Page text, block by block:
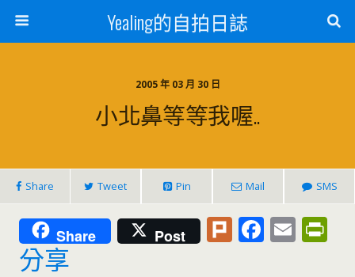
Yealing的自拍日誌
2005 年 03 月 30 日
小北鼻等等我喔..
Share Tweet Pin Mail SMS
Share Post Pl F E
分享